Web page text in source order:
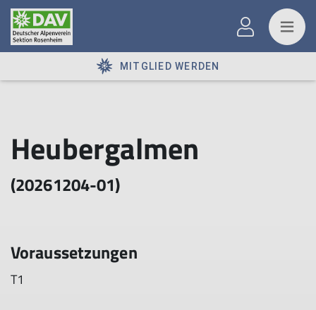
MITGLIED WERDEN
Heubergalmen
(20261204-01)
Voraussetzungen
T1